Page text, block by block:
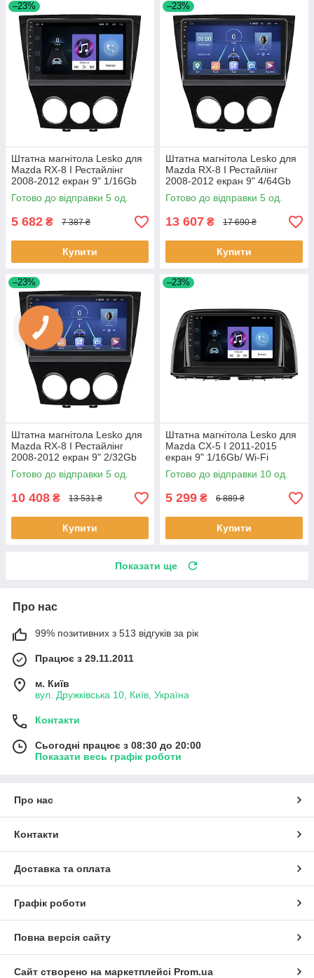
–23%
Штатна магнітола Lesko для
Mazda RX-8 I Рестайлінг
2008-2012 екран 9" 1/16Gb
Wi-Fi GPS Base 5 шт.
Готово до відправки 5 од.
5 682 ₴ 7 387 ₴
Купити
–23%
Штатна магнітола Lesko для
Mazda RX-8 I Рестайлінг
2008-2012 екран 9" 4/64Gb
4G Wi-Fi GPS Top 5 шт.
Готово до відправки 5 од.
13 607 ₴ 17 690 ₴
Купити
–23%
Штатна магнітола Lesko для
Mazda RX-8 I Рестайлінг
2008-2012 екран 9" 2/32Gb
4G Wi-Fi GPS Top 5 шт.
Готово до відправки 5 од.
10 408 ₴ 13 531 ₴
Купити
–23%
Штатна магнітола Lesko для
Mazda CX-5 I 2011-2015
екран 9" 1/16Gb/ Wi-Fi
Optima GPS Android Мазда
10 шт.
Готово до відправки 10 од.
5 299 ₴ 6 889 ₴
Купити
Показати ще
Про нас
99% позитивних з 513 відгуків за рік
Працює з 29.11.2011
м. Київ
вул. Дружківська 10, Київ, Україна
Контакти
Сьогодні працює з 08:30 до 20:00
Показати весь графік роботи
Про нас
Контакти
Доставка та оплата
Графік роботи
Повна версія сайту
Сайт створено на маркетплейсі Prom.ua